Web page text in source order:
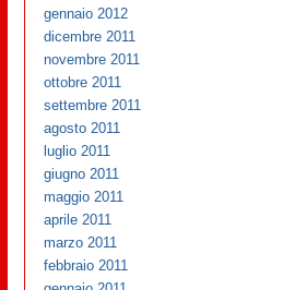
gennaio 2012
dicembre 2011
novembre 2011
ottobre 2011
settembre 2011
agosto 2011
luglio 2011
giugno 2011
maggio 2011
aprile 2011
marzo 2011
febbraio 2011